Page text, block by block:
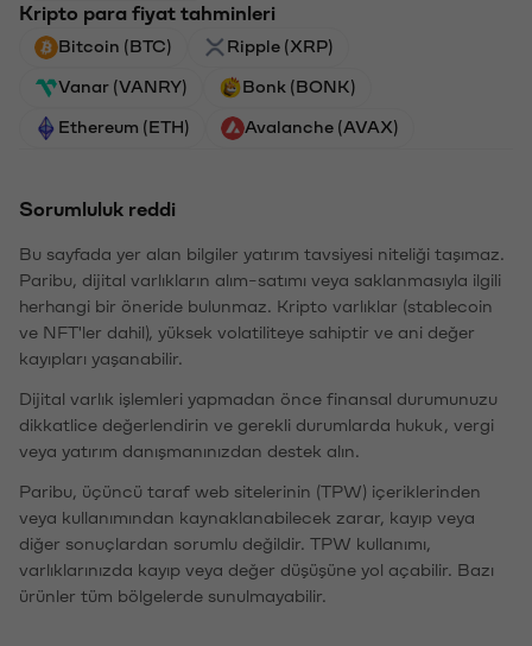
Kripto para fiyat tahminleri
Bitcoin (BTC) Ripple (XRP)
Vanar (VANRY) Bonk (BONK)
Ethereum (ETH) Avalanche (AVAX)
Sorumluluk reddi
Bu sayfada yer alan bilgiler yatırım tavsiyesi niteliği taşımaz.
Paribu, dijital varlıkların alım-satımı veya saklanmasıyla ilgili
herhangi bir öneride bulunmaz. Kripto varlıklar (stablecoin
ve NFT'ler dahil), yüksek volatiliteye sahiptir ve ani değer
kayıpları yaşanabilir.
Dijital varlık işlemleri yapmadan önce finansal durumunuzu
dikkatlice değerlendirin ve gerekli durumlarda hukuk, vergi
veya yatırım danışmanınızdan destek alın.
Paribu, üçüncü taraf web sitelerinin (TPW) içeriklerinden
veya kullanımından kaynaklanabilecek zarar, kayıp veya
diğer sonuçlardan sorumlu değildir. TPW kullanımı,
varlıklarınızda kayıp veya değer düşüşüne yol açabilir. Bazı
ürünler tüm bölgelerde sunulmayabilir.